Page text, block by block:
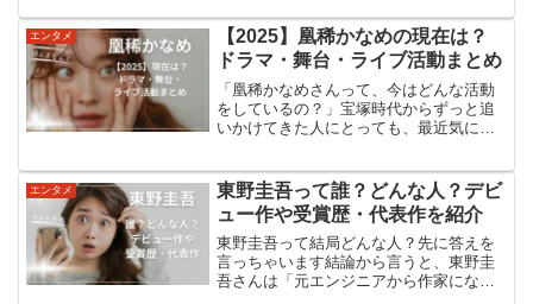
たのかなぜあんなに涙があふれていたの
かラストコメン...
エンタメ
【2025】凰稀かなめの現在は？
ドラマ・舞台・ライブ活動まとめ
「凰稀かなめさんって、今はどんな活動
をしているの？」宝塚時代からずっと追
いかけてきた人にとっても、最近気にな
は、2025年時点での凰稀かなめさんの活
動を、できるだけわかり...
エンタメ
東野圭吾って誰？どんな人？デビ
ュー作や受賞歴・代表作を紹介
東野圭吾って結局どんな人？先に答えを
言っちゃいます結論から言うと、東野圭
吾さんは「元エンジニアから作家になっ